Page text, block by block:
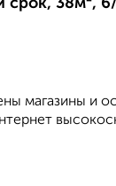
срок, 38м²,
магазины и